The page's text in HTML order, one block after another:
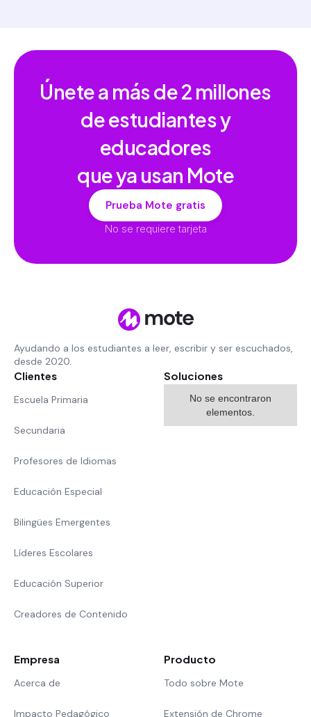
Únete a más de2 millones
de estudiantes y
educadores
que ya usan Mote
Prueba Mote gratis
No se requiere tarjeta
Ayudando a los estudiantes a leer, escribir y ser escuchados,
desde 2020.
Clientes
Escuela Primaria
Secundaria
Profesores de Idiomas
Educación Especial
Bilingües Emergentes
Líderes Escolares
Educación Superior
Creadores de Contenido
Soluciones
No se encontraron
elementos.
Empresa
Acerca de
Impacto Pedagógico
Producto
Todo sobre Mote
Extensión de Chrome